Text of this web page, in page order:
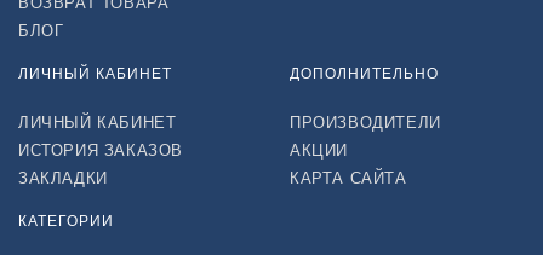
БЛОГ
ЛИЧНЫЙ КАБИНЕТ
ЛИЧНЫЙ КАБИНЕТ
ИСТОРИЯ ЗАКАЗОВ
ЗАКЛАДКИ
ДОПОЛНИТЕЛЬНО
ПРОИЗВОДИТЕЛИ
АКЦИИ
КАРТА САЙТА
КАТЕГОРИИ